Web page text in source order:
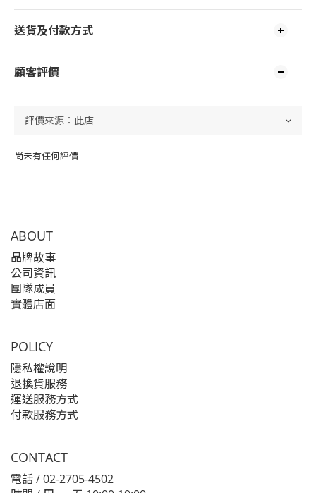
送貨及付款方式
顧客評價
尚未有任何評價
ABOUT
品牌故事
公司資訊
團隊成員
實體店面
POLICY
隱私權說明
退換貨服務
運送服務方式
付款服務方式
CONTACT
電話 / 02-2705-4502